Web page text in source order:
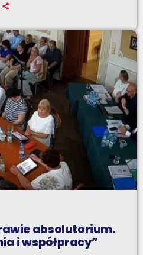
absolutorium.
i współpracy”